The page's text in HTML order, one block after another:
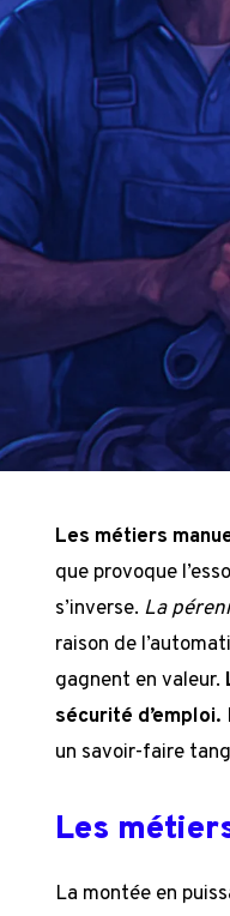
Les métiers
que provoque
s’inverse. La
raison de
gagnent en valeur.
sécurité d’emploi.
un savoir-faire
Les
La montée en